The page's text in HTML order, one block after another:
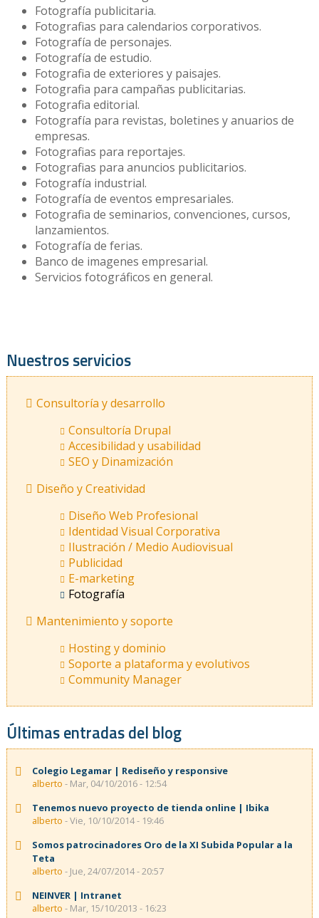
Fotografía publicitaria.
Fotografias para calendarios corporativos.
Fotografía de personajes.
Fotografía de estudio.
Fotografia de exteriores y paisajes.
Fotografia para campañas publicitarias.
Fotografia editorial.
Fotografía para revistas, boletines y anuarios de
empresas.
Fotografias para reportajes.
Fotografias para anuncios publicitarios.
Fotografía industrial.
Fotografía de eventos empresariales.
Fotografia de seminarios, convenciones, cursos,
lanzamientos.
Fotografía de ferias.
Banco de imagenes empresarial.
Servicios fotográficos en general.
Nuestros servicios
Consultoría y desarrollo
Consultoría Drupal
Accesibilidad y usabilidad
SEO y Dinamización
Diseño y Creatividad
Diseño Web Profesional
Identidad Visual Corporativa
Ilustración / Medio Audiovisual
Publicidad
E-marketing
Fotografía
Mantenimiento y soporte
Hosting y dominio
Soporte a plataforma y evolutivos
Community Manager
Últimas entradas del blog
Colegio Legamar | Rediseño y responsive
alberto - Mar, 04/10/2016 - 12:54
Tenemos nuevo proyecto de tienda online | Ibika
alberto - Vie, 10/10/2014 - 19:46
Somos patrocinadores Oro de la XI Subida Popular a la
Teta
alberto - Jue, 24/07/2014 - 20:57
NEINVER | Intranet
alberto - Mar, 15/10/2013 - 16:23